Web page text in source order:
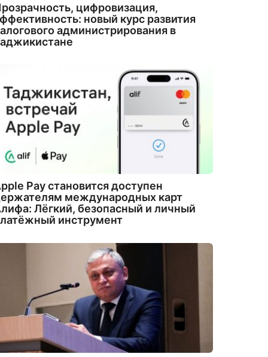
цифровизация,
новый курс развития
администрирования в
Pay становится доступен
международных карт
Лёгкий, безопасный и личный
инструмент